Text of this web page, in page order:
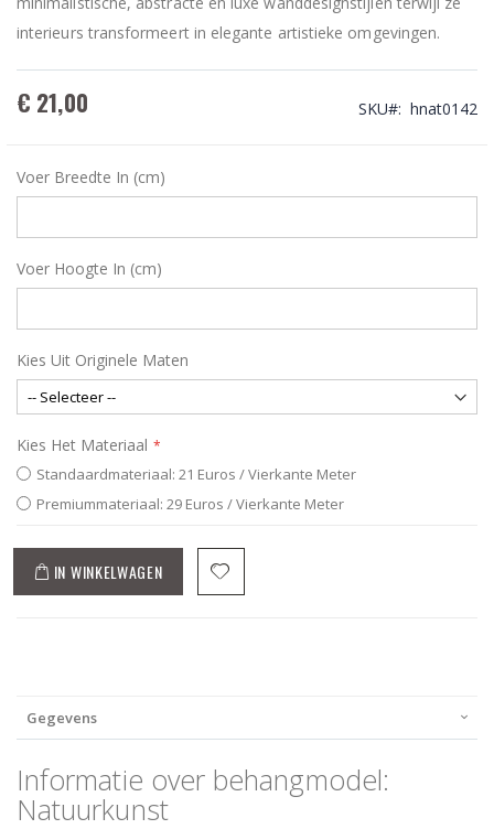
interieurs transformeert in elegante artistieke omgevingen.
€ 21,00 SKU hnat0142
Voer Breedte In (cm)
Voer Hoogte In (cm)
Kies Uit Originele Maten
Kies Het Materiaal
Standaardmateriaal: 21 Euros / Vierkante Meter
Premiummateriaal: 29 Euros / Vierkante Meter
IN WINKELWAGEN
Gegevens
Informatie over behangmodel:
Natuurkunst